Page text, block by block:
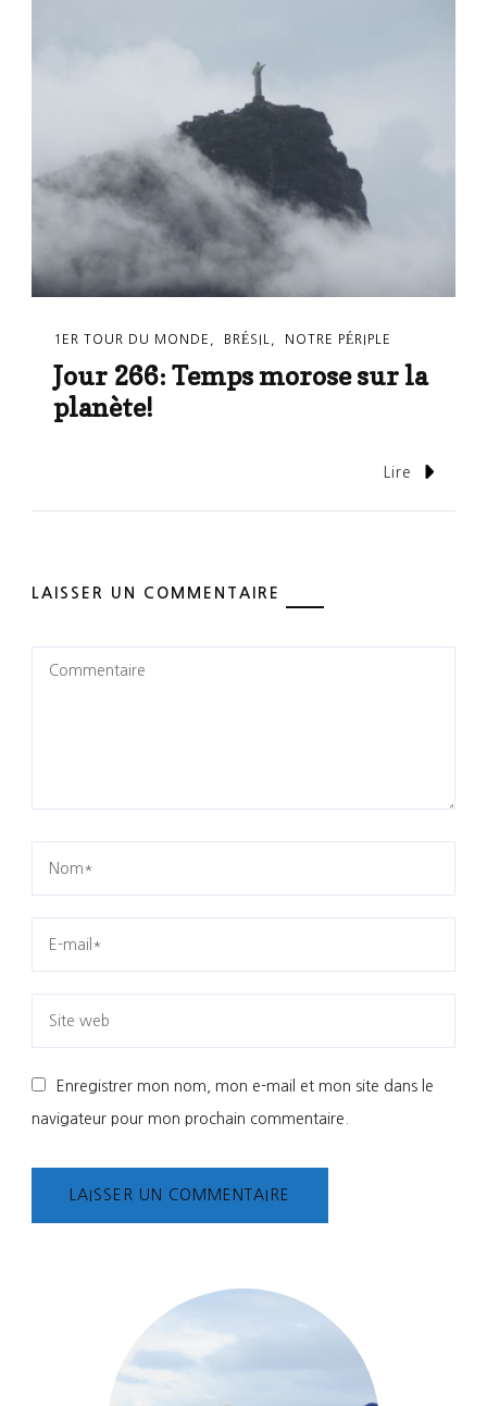
1ER TOUR DU MONDE BRÉSIL NOTRE PÉRIPLE
Jour 266: Temps morose sur la
planète!
Lire
LAISSER UN COMMENTAIRE
Enregistrer mon nom, mon e-mail et mon site dans le
navigateur pour mon prochain commentaire.